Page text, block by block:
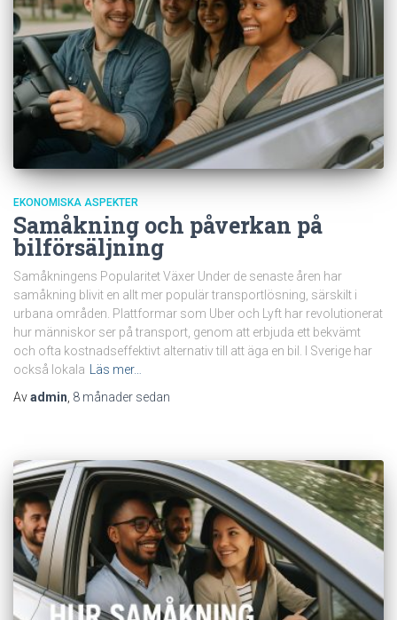
EKONOMISKA ASPEKTER
Samåkning och påverkan på
bilförsäljning
Samåkningens Popularitet Växer Under de senaste åren har
samåkning blivit en allt mer populär transportlösning, särskilt i
urbana områden. Plattformar som Uber och Lyft har revolutionerat
hur människor ser på transport, genom att erbjuda ett bekvämt
och ofta kostnadseffektivt alternativ till att äga en bil. I Sverige har
också lokala
Läs mer…
Avadmin 8 månader sedan